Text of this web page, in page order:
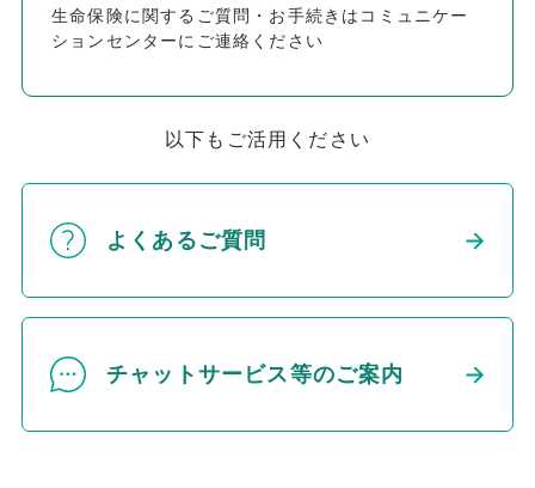
生命保険に関するご質問・お手続きはコミュニケー
ションセンターにご連絡ください
以下もご活用ください
よくあるご質問
チャットサービス等のご案内